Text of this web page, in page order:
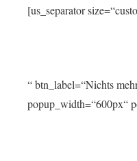
[us_separator
“ btn_label=“Nichts
popup_width=“600px“